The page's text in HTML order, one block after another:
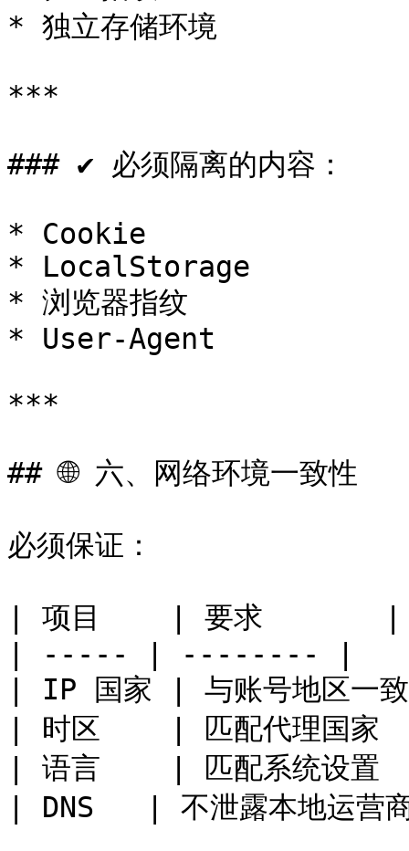
* 独立存储环境
***
### ✔ 必须隔离的内容：
* Cookie
* LocalStorage
* 浏览器指纹
* User-Agent
***
## 🌐 六、网络环境一致性
必须保证：
| 项目    | 要求       |
| ----- | -------- |
| IP 国家 | 与账号地区一
| 时区    | 匹配代理国
| 语言    | 匹配系统设
| DNS   | 不泄露本地运营